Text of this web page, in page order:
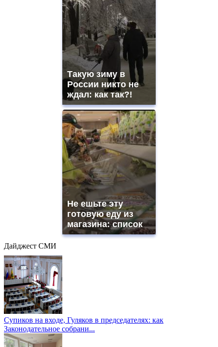
Такую зиму в
России никто не
ждал: как так?!
Не ешьте эту
готовую еду из
магазина: список
Дайджест СМИ
Супиков на входе, Гуляков в председателях: как
Законодательное собрани...